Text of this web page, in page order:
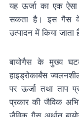
यह ऊर्जा का एक
सकता है। इस गैस के
उत्पादन में किया जाता
बायोगैस के मुख्य
हाइड्रोकार्बंस
पर ऊर्जा तथा ताप
प्रकार की जैविक